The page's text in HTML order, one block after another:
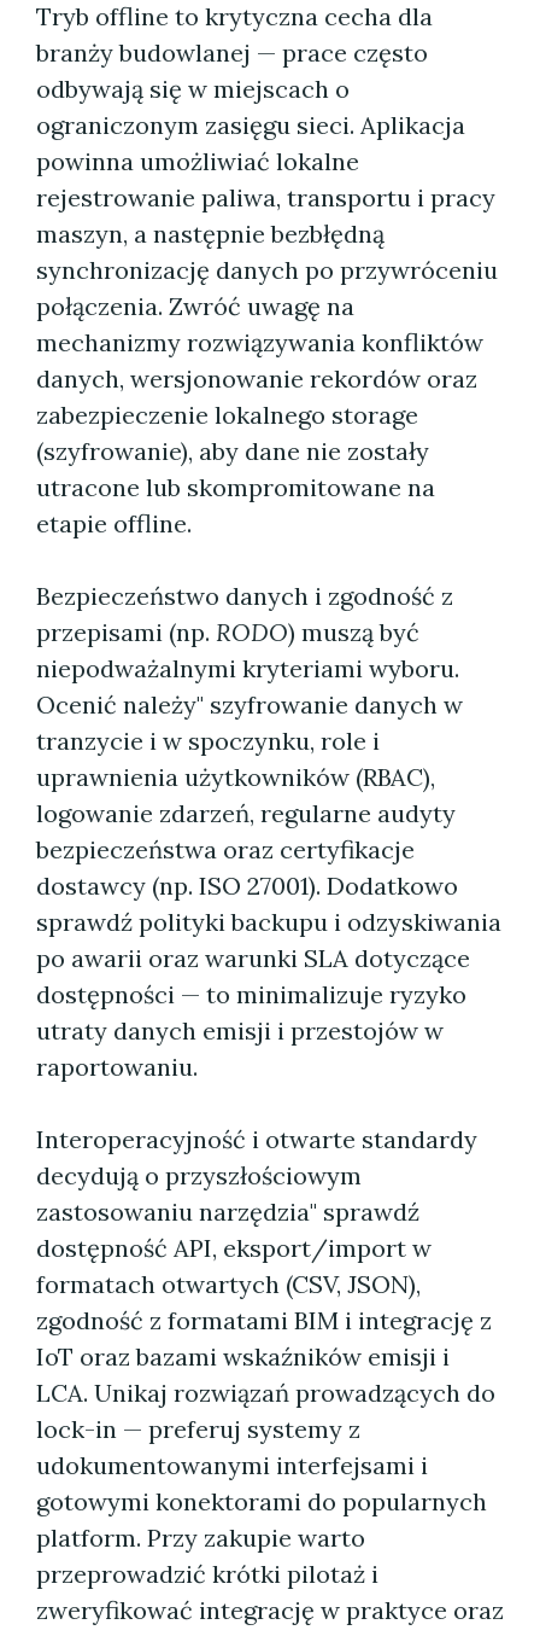
Tryb offline to krytyczna cecha dla
branży budowlanej — prace często
odbywają się w miejscach o
ograniczonym zasięgu sieci. Aplikacja
powinna umożliwiać lokalne
rejestrowanie paliwa, transportu i pracy
maszyn, a następnie bezbłędną
synchronizację danych po przywróceniu
połączenia. Zwróć uwagę na
mechanizmy rozwiązywania konfliktów
danych, wersjonowanie rekordów oraz
zabezpieczenie lokalnego storage
(szyfrowanie), aby dane nie zostały
utracone lub skompromitowane na
etapie offline.
Bezpieczeństwo danych i zgodność z
przepisami (np. RODO) muszą być
niepodważalnymi kryteriami wyboru.
Ocenić należy" szyfrowanie danych w
tranzycie i w spoczynku, role i
uprawnienia użytkowników (RBAC),
logowanie zdarzeń, regularne audyty
bezpieczeństwa oraz certyfikacje
dostawcy (np. ISO 27001). Dodatkowo
sprawdź polityki backupu i odzyskiwania
po awarii oraz warunki SLA dotyczące
dostępności — to minimalizuje ryzyko
utraty danych emisji i przestojów w
raportowaniu.
Interoperacyjność i otwarte standardy
decydują o przyszłościowym
zastosowaniu narzędzia" sprawdź
dostępność API, eksport/import w
formatach otwartych (CSV, JSON),
zgodność z formatami BIM i integrację z
IoT oraz bazami wskaźników emisji i
LCA. Unikaj rozwiązań prowadzących do
lock-in — preferuj systemy z
udokumentowanymi interfejsami i
gotowymi konektorami do popularnych
platform. Przy zakupie warto
przeprowadzić krótki pilotaż i
zweryfikować integrację w praktyce oraz